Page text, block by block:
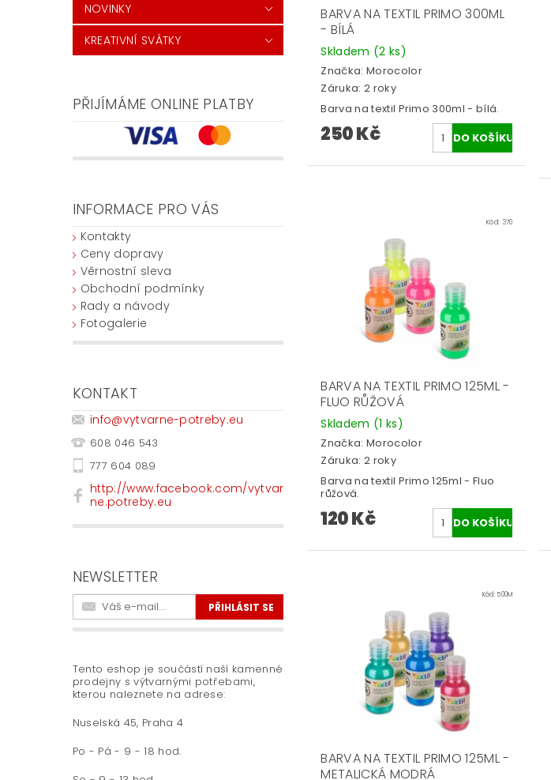
NOVINKY
KREATIVNÍ SVÁTKY
PŘIJÍMÁME ONLINE PLATBY
INFORMACE PRO VÁS
Kontakty
Ceny dopravy
Věrnostní sleva
Obchodní podmínky
Rady a návody
Fotogalerie
KONTAKT
info@vytvarne-potreby.eu
608 046 543
777 604 089
http://www.facebook.com/vytvar
ne.potreby.eu
NEWSLETTER
Tento eshop je součástí naší kamenné
prodejny s výtvarnými potřebami,
kterou naleznete na adrese:
Nuselská 45, Praha 4
Po - Pá - 9 - 18 hod.
BARVA NA TEXTIL PRIMO 300ML
- BÍLÁ
Skladem (2 ks)
Značka: Morocolor
Záruka: 2 roky
Barva na textil Primo 300ml - bílá.
250 Kč
Kód: 370
BARVA NA TEXTIL PRIMO 125ML -
FLUO RŮŽOVÁ
Skladem (1 ks)
Značka: Morocolor
Záruka: 2 roky
Barva na textil Primo 125ml - Fluo
růžová.
120 Kč
Kód:500M
BARVA NA TEXTIL PRIMO 125ML -
METALICKÁ MODRÁ